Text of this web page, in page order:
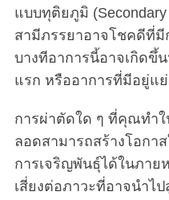
แบบทุติยภูมิ
สามีภรรยาอาจโชคดีที่
บางทีอาการนี้อาจเกิดขึ้
แรก หรืออาการที่มีอยู่แ
การผ่าตัดใด ๆ ที่คุณทำ
ลอดสามารถสร้างโอกา
การเจริญพันธุ์ได้ในภาย
เสี่ยงต่อภาวะที่อาจนำไ